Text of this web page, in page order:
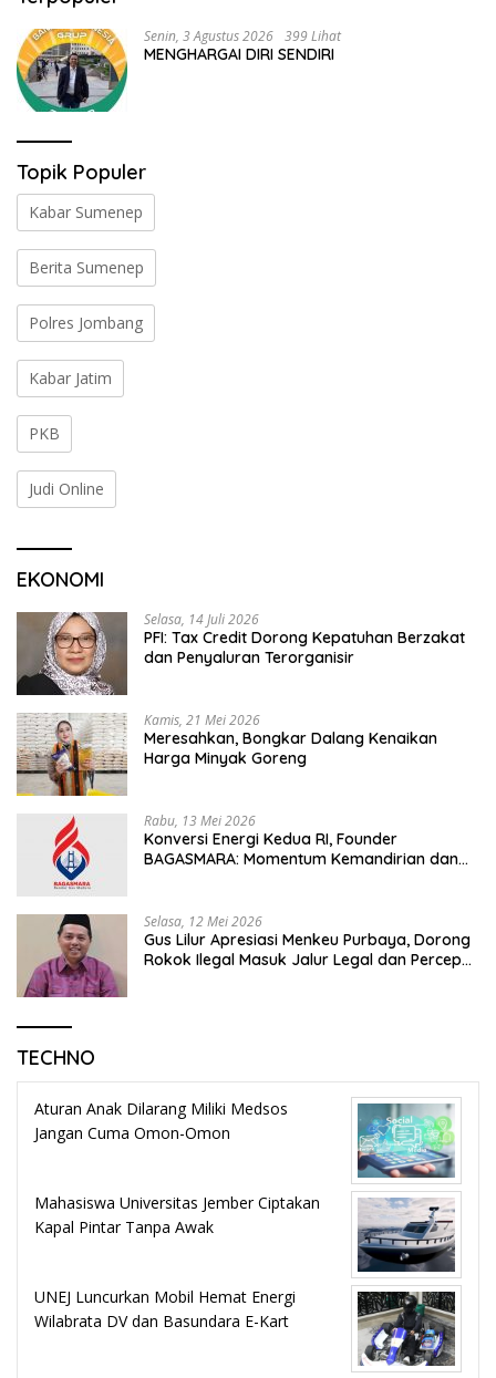
Senin, 3 Agustus 2026 399 Lihat
MENGHARGAI DIRI SENDIRI
Topik Populer
Kabar Sumenep
Berita Sumenep
Polres Jombang
Kabar Jatim
PKB
Judi Online
EKONOMI
Selasa, 14 Juli 2026
PFI: Tax Credit Dorong Kepatuhan Berzakat
dan Penyaluran Terorganisir
Kamis, 21 Mei 2026
Meresahkan, Bongkar Dalang Kenaikan
Harga Minyak Goreng
Rabu, 13 Mei 2026
Konversi Energi Kedua RI, Founder
BAGASMARA: Momentum Kemandirian dan
Selasa, 12 Mei 2026
Gus Lilur Apresiasi Menkeu Purbaya, Dorong
Rokok Ilegal Masuk Jalur Legal dan Percepat
TECHNO
Aturan Anak Dilarang Miliki Medsos
Jangan Cuma Omon-Omon
Mahasiswa Universitas Jember Ciptakan
Kapal Pintar Tanpa Awak
UNEJ Luncurkan Mobil Hemat Energi
Wilabrata DV dan Basundara E-Kart